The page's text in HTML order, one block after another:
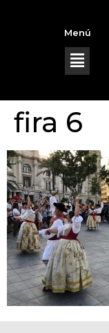
Menú
fira 6